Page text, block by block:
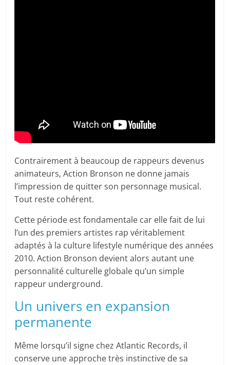
Contrairement à beaucoup de rappeurs devenus
animateurs, Action Bronson ne donne jamais
l’impression de quitter son personnage musical.
Tout reste cohérent.
Cette période est fondamentale car elle fait de lui
l’un des premiers artistes rap véritablement
adaptés à la culture lifestyle numérique des années
2010. Action Bronson devient alors autant une
personnalité culturelle globale qu’un simple
rappeur underground.
Un univers en expansion
permanente
Même lorsqu’il signe chez Atlantic Records, il
conserve une approche très instinctive de sa